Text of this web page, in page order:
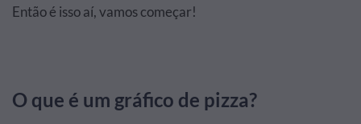
Então é isso aí, vamos começar!
O que é um gráfico de pizza?